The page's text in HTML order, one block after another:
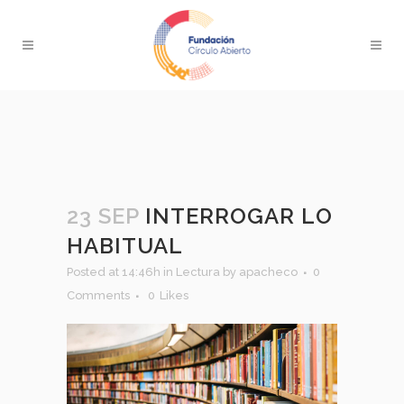
23 SEP INTERROGAR LO
HABITUAL
Posted at 14:46h in Lectura by apacheco
0
Comments
0 Likes